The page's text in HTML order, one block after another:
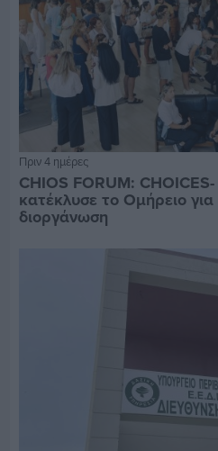
Πριν 4 ημέρες
CHIOS FORUM:
κατέκλυσε το Ομήρειο
διοργάνωση